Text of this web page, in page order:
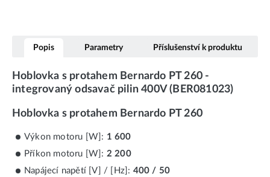
Popis Parametry Příslušenství k produktu
Hoblovka s protahem Bernardo PT 260 -
integrovaný odsavač pilin 400V (BER081023)
Hoblovka s protahem Bernardo PT 260
Výkon motoru [W]: 1 600
Příkon motoru [W]: 2 200
Napájecí napětí [V] / [Hz]: 400 / 50